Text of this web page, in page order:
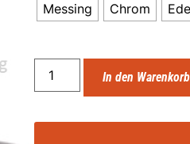
Messing Chrom
In den Warenkorb